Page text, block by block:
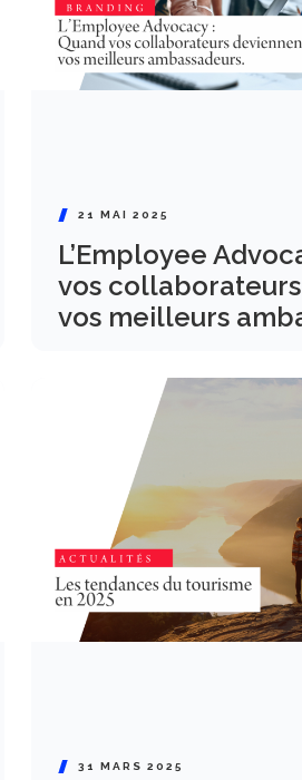
21 MAI 2025
L’Employee
vos
vos meilleurs
31 MARS 2025